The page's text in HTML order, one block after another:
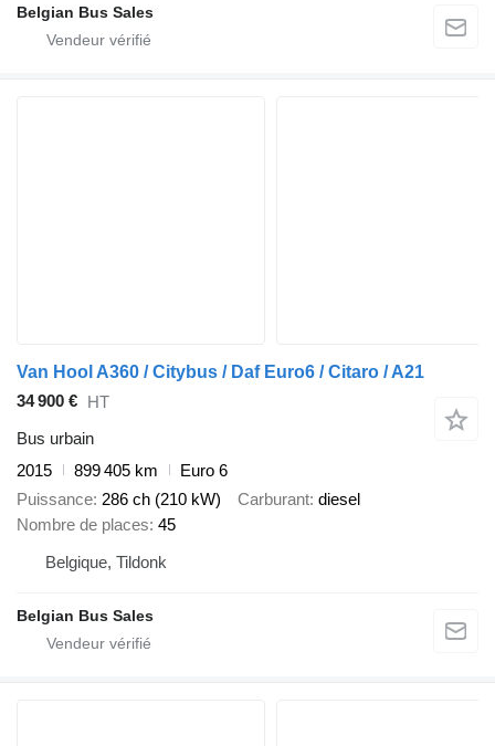
Belgian Bus Sales
Van Hool A360 / Citybus / Daf Euro6 / Citaro / A21
34 900 € HT
Bus urbain
2015
899 405 km
Euro 6
Puissance 286 ch (210 kW) Carburant diesel
Nombre de places 45
Belgique, Tildonk
Belgian Bus Sales